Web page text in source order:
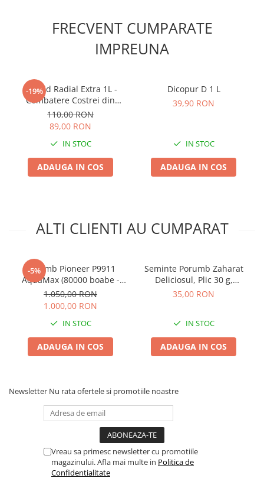
Motocoasa
Motocoasa si consumabile /
Patent
Rulete masurat
Sape/ Cazmale/ Lopeti
Scule electrice
Set chei combinate
Truse /set scule
FRECVENT CUMPARATE
IMPREUNA
-19%
Erbicid Radial Extra 1L -
Combatere Costrei din
Rizomi in Cultura de
Porumb
110,00 RON
89,00 RON
IN STOC
ADAUGA IN COS
Dicopur D 1 L
39,90 RON
IN STOC
ADAUGA IN COS
ALTI CLIENTI AU CUMPARAT
-5%
Porumb Pioneer P9911
AquaMax (80000 boabe -
FAO 410)
1.050,00 RON
1.000,00 RON
IN STOC
ADAUGA IN COS
Seminte Porumb Zaharat
Deliciosul, Plic 30 g,
Kertimag, Soi Dulce pentru
35,00 RON
IN STOC
ADAUGA IN COS
Newsletter Nu rata ofertele si promotiile noastre
Vreau sa primesc newsletter cu promotiile
magazinului. Afla mai multe in Politica de
Confidentialitate